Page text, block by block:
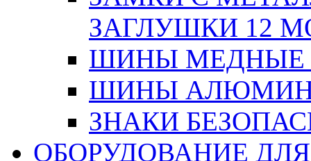
ЗАГЛУШКИ 12
ШИНЫ МЕДНЫЕ
ШИНЫ
ЗНАКИ
ОБОРУДОВАНИЕ